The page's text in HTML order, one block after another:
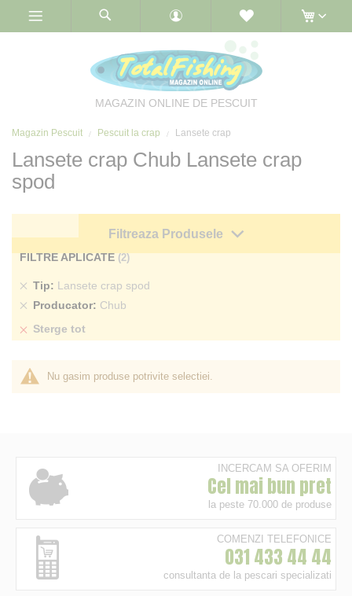
MAGAZIN ONLINE DE PESCUIT
Magazin Pescuit Pescuit la crap Lansete crap
Lansete crap Chub Lansete crap
spod
Nu gasim produse potrivite selectiei.
Filtreaza Produsele
FILTRE APLICATE
Tip Lansete crap spod
Sterge
produs
Producator Chub
Sterge
Sterge tot
INCERCAM SA OFERIM
Cel mai bun pret
la peste 70.000 de produse
COMENZI TELEFONICE
031 433 44 44
consultanta de la pescari specializati